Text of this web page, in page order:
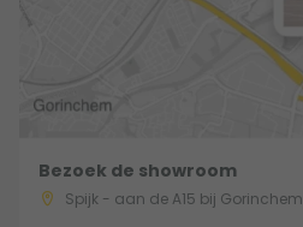
Bezoek de showroom
Spijk - aan de A15 bij Gorinchem